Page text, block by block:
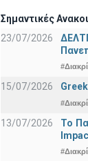
Σημαντικές
23/07/2026
15/07/2026
13/07/2026
Το